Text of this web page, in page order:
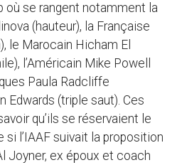
où se rangent notamment la
(hauteur), la Française
le Marocain Hicham El
l’Américain Mike Powell
Paula Radcliffe
Edwards (triple saut). Ces
qu’ils se réservaient le
l’IAAF suivait la proposition
Joyner, ex époux et coach